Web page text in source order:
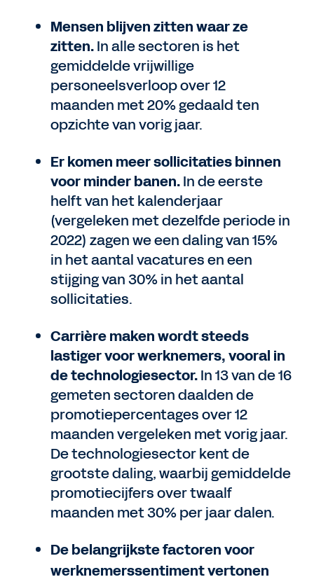
Mensen blijven zitten waar ze
zitten.In alle sectoren is het
gemiddelde vrijwillige
personeelsverloop over 12
maanden met 20% gedaald ten
opzichte van vorig jaar.
Er komen meer sollicitaties binnen
voor minder banen.In de eerste
helft van het kalenderjaar
(vergeleken met dezelfde periode in
2022) zagen we een daling van 15%
in het aantal vacatures en een
stijging van 30% in het aantal
sollicitaties.
Carrière maken wordt steeds
lastiger voor werknemers, vooral in
de technologiesector.In 13 van de 16
gemeten sectoren daalden de
promotiepercentages over 12
maanden vergeleken met vorig jaar.
De technologiesector kent de
grootste daling, waarbij gemiddelde
promotiecijfers over twaalf
maanden met 30% per jaar dalen.
De belangrijkste factoren voor
werknemerssentiment vertonen